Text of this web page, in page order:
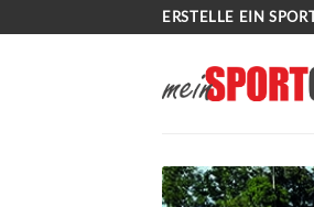
Inhalt
ERSTELLE EIN